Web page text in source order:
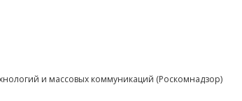
и массовых коммуникаций (Роскомнадзор)